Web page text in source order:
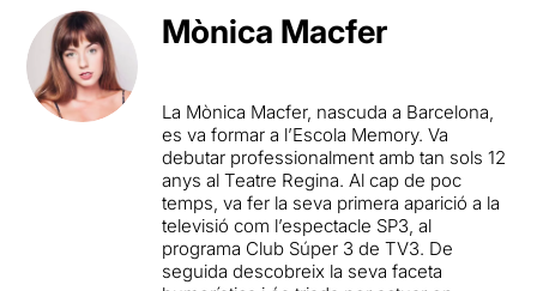
Mònica Macfer
La Mònica Macfer, nascuda a Barcelona,
es va formar a l’Escola Memory. Va
debutar professionalment amb tan sols 12
anys al Teatre Regina. Al cap de poc
temps, va fer la seva primera aparició a la
televisió com l’espectacle SP3, al
programa Club Súper 3 de TV3. De
seguida descobreix la seva faceta